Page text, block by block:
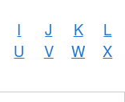
I J K
L
U V W
X